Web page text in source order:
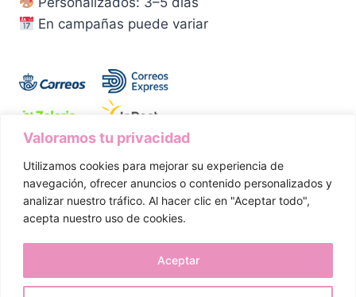
Valoramos tu privacidad
Utilizamos cookies para mejorar su experiencia de
navegación, ofrecer anuncios o contenido personalizados y
analizar nuestro tráfico. Al hacer clic en "Aceptar todo",
acepta nuestro uso de cookies.
Aceptar
En campañas puede variar
Aviso Legal Política de Privacidad
Política de Cookies Condiciones de Compra
Política de Envíos
Devoluciones y Desistimiento